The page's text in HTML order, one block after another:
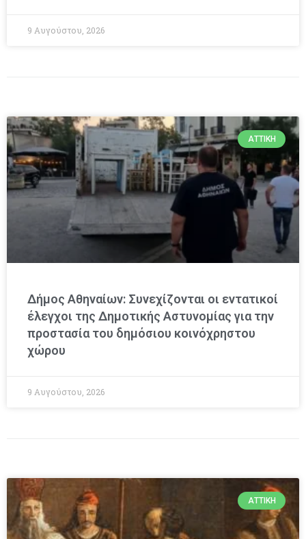
9 Αυγούστου, 2026
ΑΤΤΙΚΉ
Δήμος Αθηναίων: Συνεχίζονται οι εντατικοί
έλεγχοι της Δημοτικής Αστυνομίας για την
προστασία του δημόσιου κοινόχρηστου
χώρου
9 Αυγούστου, 2026
ΑΤΤΙΚΉ